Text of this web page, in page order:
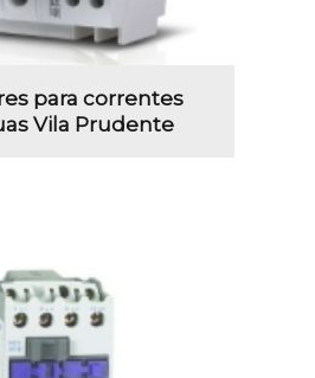
para correntes
Vila Prudente